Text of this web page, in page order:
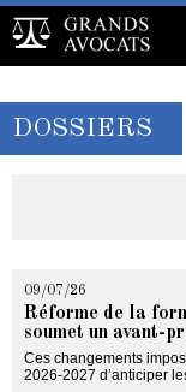
DOSSIERS
09/07/26
Réforme de la
soumet un avant-
Ces changements
2026-2027 d’anticiper